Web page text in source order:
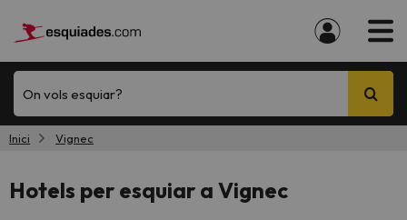
On vols esquiar?
Inici Vignec
Hotels per esquiar a Vignec